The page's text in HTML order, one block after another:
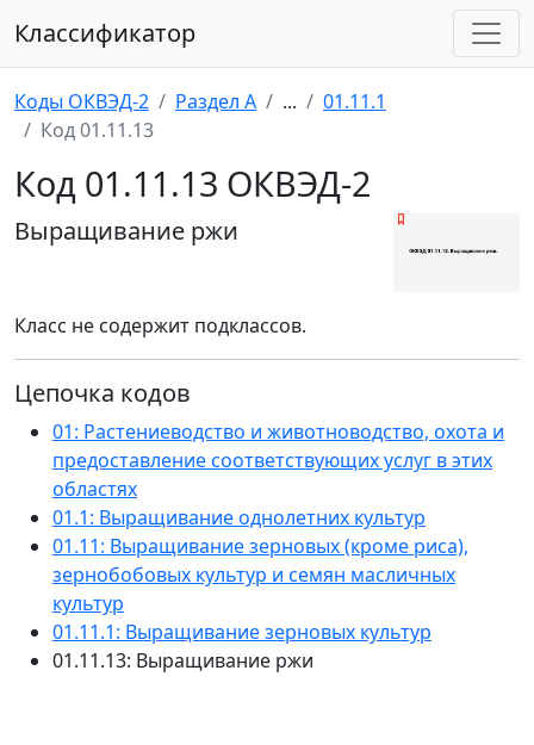
Классификатор
Коды ОКВЭД-2 Раздел A ...
01.11.1
Код 01.11.13
Код 01.11.13 ОКВЭД-2
Выращивание ржи
Класс не содержит подклассов.
Цепочка кодов
01: Растениеводство и животноводство, охота и
предоставление соответствующих услуг в этих
областях
01.1: Выращивание однолетних культур
01.11: Выращивание зерновых (кроме риса),
зернобобовых культур и семян масличных
культур
01.11.1: Выращивание зерновых культур
01.11.13: Выращивание ржи